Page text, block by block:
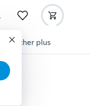
Afficher plus